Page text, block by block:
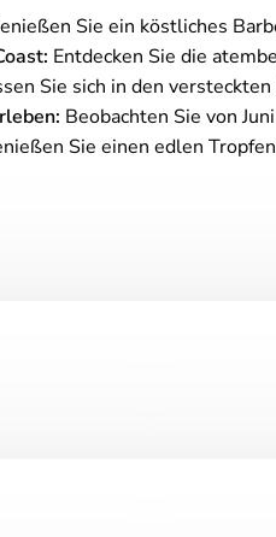
Sie ein köstliches
Entdecken Sie die
Sie sich in den
Beobachten Sie von
Sie einen edlen